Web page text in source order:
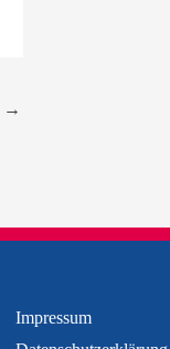
→
Impressum